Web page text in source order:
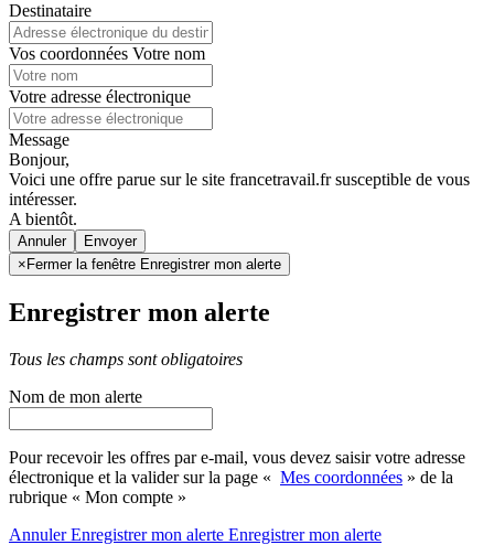
Destinataire
Vos coordonnées Votre nom
Votre adresse électronique
Message
Bonjour,
Voici une offre parue sur le site francetravail.fr susceptible de vous
intéresser.
A bientôt.
Annuler
× Fermer la fenêtre Enregistrer mon alerte
Enregistrer mon alerte
Tous les champs sont obligatoires
Nom de mon alerte
Pour recevoir les offres par e-mail, vous devez saisir votre adresse
électronique et la valider sur la page « Mes coordonnées » de la
rubrique « Mon compte »
AnnulerEnregistrer mon alerte Enregistrermon alerte